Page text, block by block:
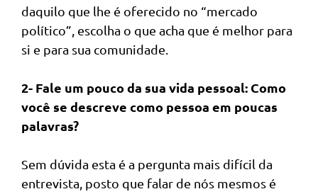
daquilo que lhe é oferecido no “mercado
político”, escolha o que acha que é melhor para
si e para sua comunidade.
2- Fale um pouco da sua vida pessoal: Como
você se descreve como pessoa em poucas
palavras?
Sem dúvida esta é a pergunta mais difícil da
entrevista, posto que falar de nós mesmos é